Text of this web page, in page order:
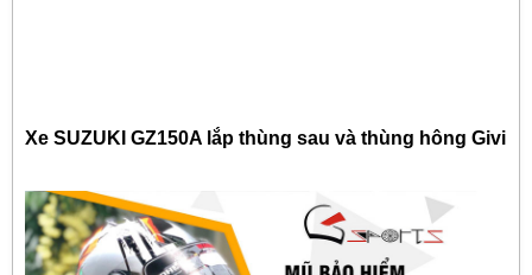
Xe SUZUKI GZ150A lắp thùng sau và thùng hông Givi